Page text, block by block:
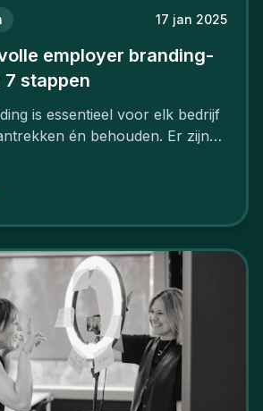
17 jan 2025
employer branding-
stappen
is essentieel voor elk bedrijf
én behouden. Er zijn
op morgen. Hoe pak je dat
employer branding?